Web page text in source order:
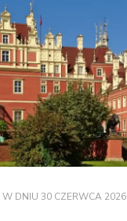
DNIU 30 CZERWCA 2026